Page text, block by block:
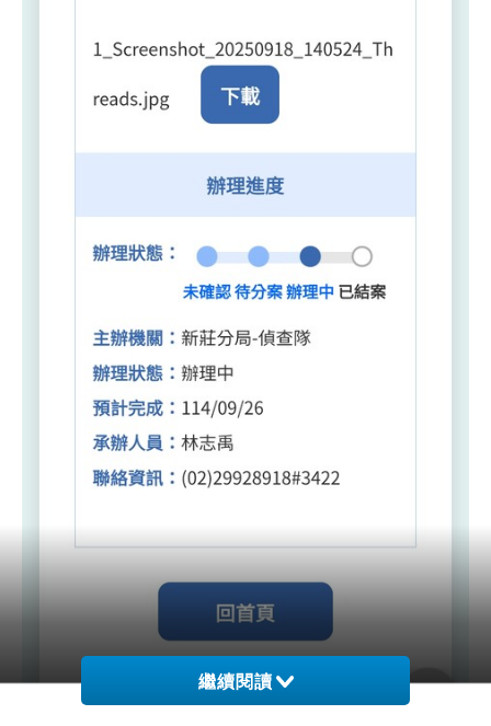
繼續閱讀